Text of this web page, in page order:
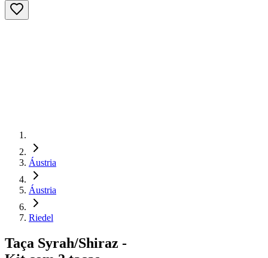
Áustria
Áustria
Riedel
Taça Syrah/Shiraz -